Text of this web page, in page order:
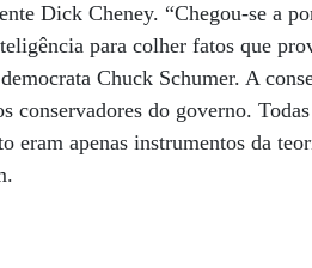
Dick Cheney. “Chegou-se a
para colher fatos que
Chuck Schumer. A
conservadores do governo.
eram apenas instrumentos da